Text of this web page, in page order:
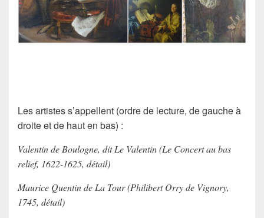
Les artistes s’appellent (ordre de lecture, de gauche à
droite et de haut en bas) :
Valentin de Boulogne, ditLe Valentin(Le Concert au bas
relief, 1622-1625, détail)
Maurice Quentin de La Tour(Philibert Orry de Vignory,
1745, détail)